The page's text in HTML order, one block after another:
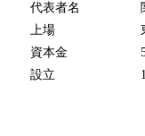
代表者名
上場
資本金
設立